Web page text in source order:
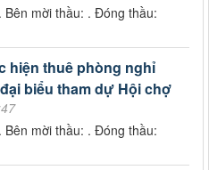
Bên mời thầu: . Đóng thầu:
hiện thuê phòng nghỉ
biểu tham dự Hội chợ
Bên mời thầu: . Đóng thầu: